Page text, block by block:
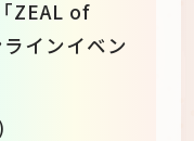
ZEAL of
インイベン